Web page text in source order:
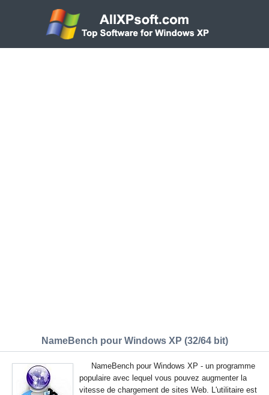
NameBench pour Windows XP (32/64 bit)
NameBench pour Windows XP - un programme
populaire avec lequel vous pouvez augmenter la
vitesse de chargement de sites Web. L'utilitaire est